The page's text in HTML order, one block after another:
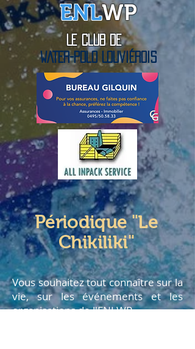
ENLWP
Le Club de
WATER-Polo Louviérois
Périodique "Le
Chikiliki"
Vous souhaitez tout connaître sur la
vie, sur les événements et les
organisations de l'ENLWP.